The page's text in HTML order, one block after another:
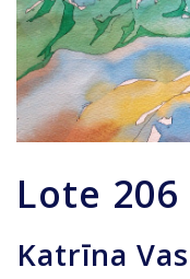
Lote 206
Katrīna